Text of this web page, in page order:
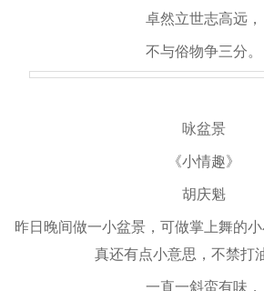
卓然立世志高远，
不与俗物争三分。
咏盆景
《小情趣》
胡庆魁
昨日晚间做一小盆景，可做掌上舞的小
真还有点小意思，不禁打
一直一斜蛮有味，